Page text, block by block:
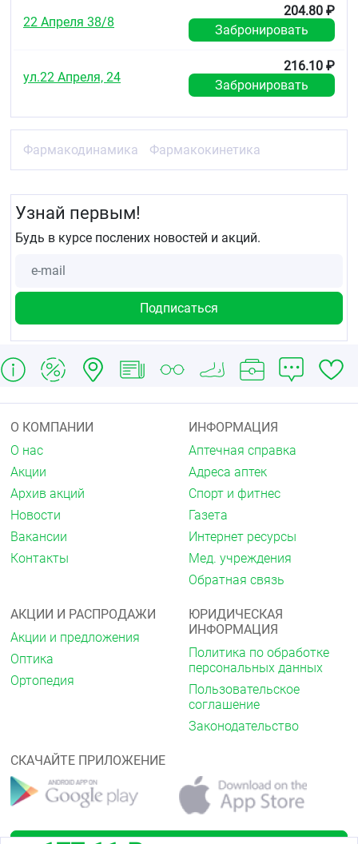
22 Апреля 38/8
204.80 ₽
Забронировать
ул.22 Апреля, 24
216.10 ₽
Забронировать
Фармакодинамика Фармакокинетика
Узнай первым!
Будь в курсе послених новостей и акций.
О КОМПАНИИ
О нас
Акции
Архив акций
Новости
Вакансии
Контакты
ИНФОРМАЦИЯ
Аптечная справка
Адреса аптек
Спорт и фитнес
Газета
Интернет ресурсы
Мед. учреждения
Обратная связь
АКЦИИ И РАСПРОДАЖИ
Акции и предложения
Оптика
Ортопедия
ЮРИДИЧЕСКАЯ
ИНФОРМАЦИЯ
Политика по обработке
персональных данных
Пользовательское
соглашение
Законодательство
СКАЧАЙТЕ ПРИЛОЖЕНИЕ